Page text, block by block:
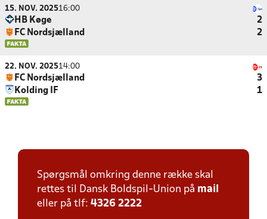
15. NOV. 202516:00
HB Køge
2
FC Nordsjælland
2
22. NOV. 202514:00
FC Nordsjælland
3
Kolding IF
1
Spørgsmål omkring denne række skal
rettes til Dansk Boldspil-Union på mail
eller på tlf: 4326 2222